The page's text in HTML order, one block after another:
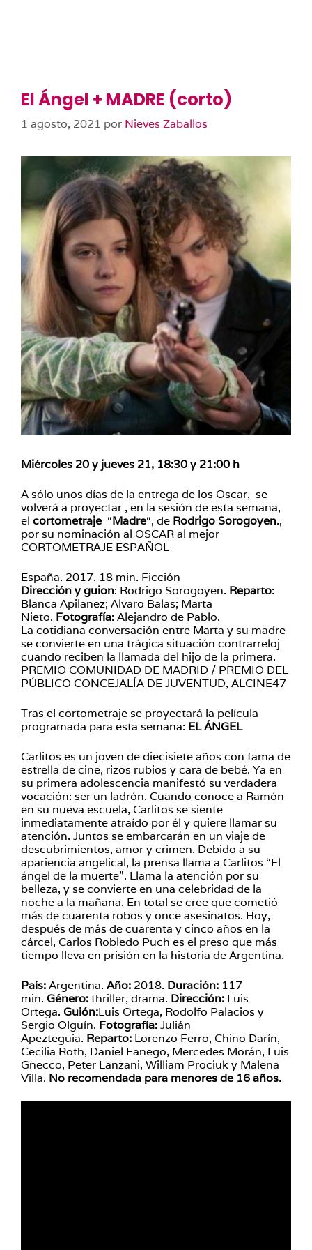
El Ángel + MADRE (corto)
1 agosto, 2021 por Nieves Zaballos
Miércoles 20 y jueves 21, 18:30 y 21:00 h
A sólo unos días de la entrega de los Oscar, se
volverá a proyectar , en la sesión de esta semana,
el cortometraje “Madre“, de Rodrigo Sorogoyen.,
por su nominación al OSCAR al mejor
CORTOMETRAJE ESPAÑOL
España. 2017. 18 min. Ficción
Dirección y guion: Rodrigo Sorogoyen. Reparto:
Blanca Apilanez; Alvaro Balas; Marta
Nieto. Fotografía: Alejandro de Pablo.
La cotidiana conversación entre Marta y su madre
se convierte en una trágica situación contrarreloj
cuando reciben la llamada del hijo de la primera.
PREMIO COMUNIDAD DE MADRID / PREMIO DEL
PÚBLICO CONCEJALÍA DE JUVENTUD, ALCINE47
Tras el cortometraje se proyectará la película
programada para esta semana: EL ÁNGEL
Carlitos es un joven de diecisiete años con fama de
estrella de cine, rizos rubios y cara de bebé. Ya en
su primera adolescencia manifestó su verdadera
vocación: ser un ladrón. Cuando conoce a Ramón
en su nueva escuela, Carlitos se siente
inmediatamente atraído por él y quiere llamar su
atención. Juntos se embarcarán en un viaje de
descubrimientos, amor y crimen. Debido a su
apariencia angelical, la prensa llama a Carlitos “El
ángel de la muerte”. Llama la atención por su
belleza, y se convierte en una celebridad de la
noche a la mañana. En total se cree que cometió
más de cuarenta robos y once asesinatos. Hoy,
después de más de cuarenta y cinco años en la
cárcel, Carlos Robledo Puch es el preso que más
tiempo lleva en prisión en la historia de Argentina.
País:Argentina. Año: 2018. Duración: 117
min. Género:thriller, drama. Dirección: Luis
Ortega. Guión:Luis Ortega, Rodolfo Palacios y
Sergio Olguín. Fotografía:Julián
Apezteguia. Reparto: Lorenzo Ferro, Chino Darín,
Cecilia Roth, Daniel Fanego, Mercedes Morán, Luis
Gnecco, Peter Lanzani, William Prociuk y Malena
Villa. No recomendada para menores de 16 años.